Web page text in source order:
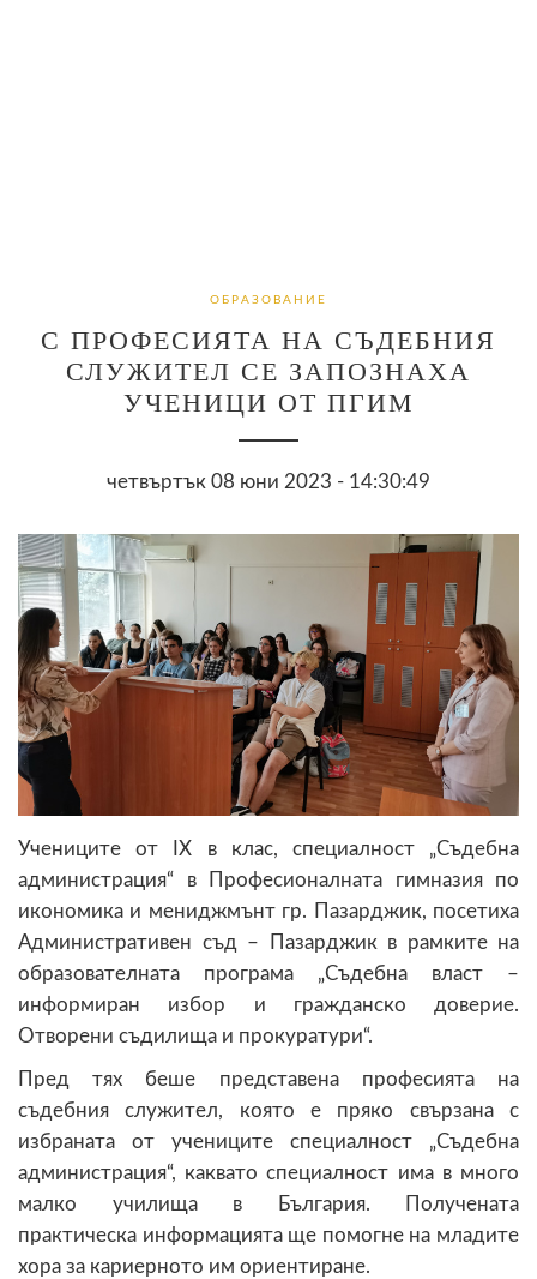
ОБРАЗОВАНИЕ
С ПРОФЕСИЯТА НА СЪДЕБНИЯ
СЛУЖИТЕЛ СЕ ЗАПОЗНАХА
УЧЕНИЦИ ОТ ПГИМ
четвъртък 08 юни 2023 - 14:30:49
Учениците от IХ в клас, специалност „Съдебна
администрация“ в Професионалната гимназия по
икономика и мениджмънт гр. Пазарджик, посетиха
Административен съд – Пазарджик в рамките на
образователната програма „Съдебна власт –
информиран избор и гражданско доверие.
Отворени съдилища и прокуратури“.
Пред тях беше представена професията на
съдебния служител, която е пряко свързана с
избраната от учениците специалност „Съдебна
администрация“, каквато специалност има в много
малко училища в България. Получената
практическа информацията ще помогне на младите
хора за кариерното им ориентиране.